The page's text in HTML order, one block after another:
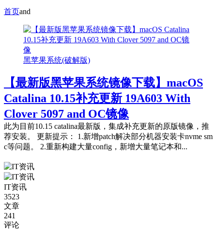
首页and
黑苹果系统(破解版)
【最新版黑苹果系统镜像下载】macOS
Catalina 10.15补充更新 19A603 With
Clover 5097 and OC镜像
此为目前10.15 catalina最新版，集成补充更新的原版镜像，推
荐安装。 更新提示： 1.新增patch解决部分机器安装卡nvme sm
c等问题。 2.重新构建大量config，新增大量笔记本和...
IT资讯
3523
文章
241
评论